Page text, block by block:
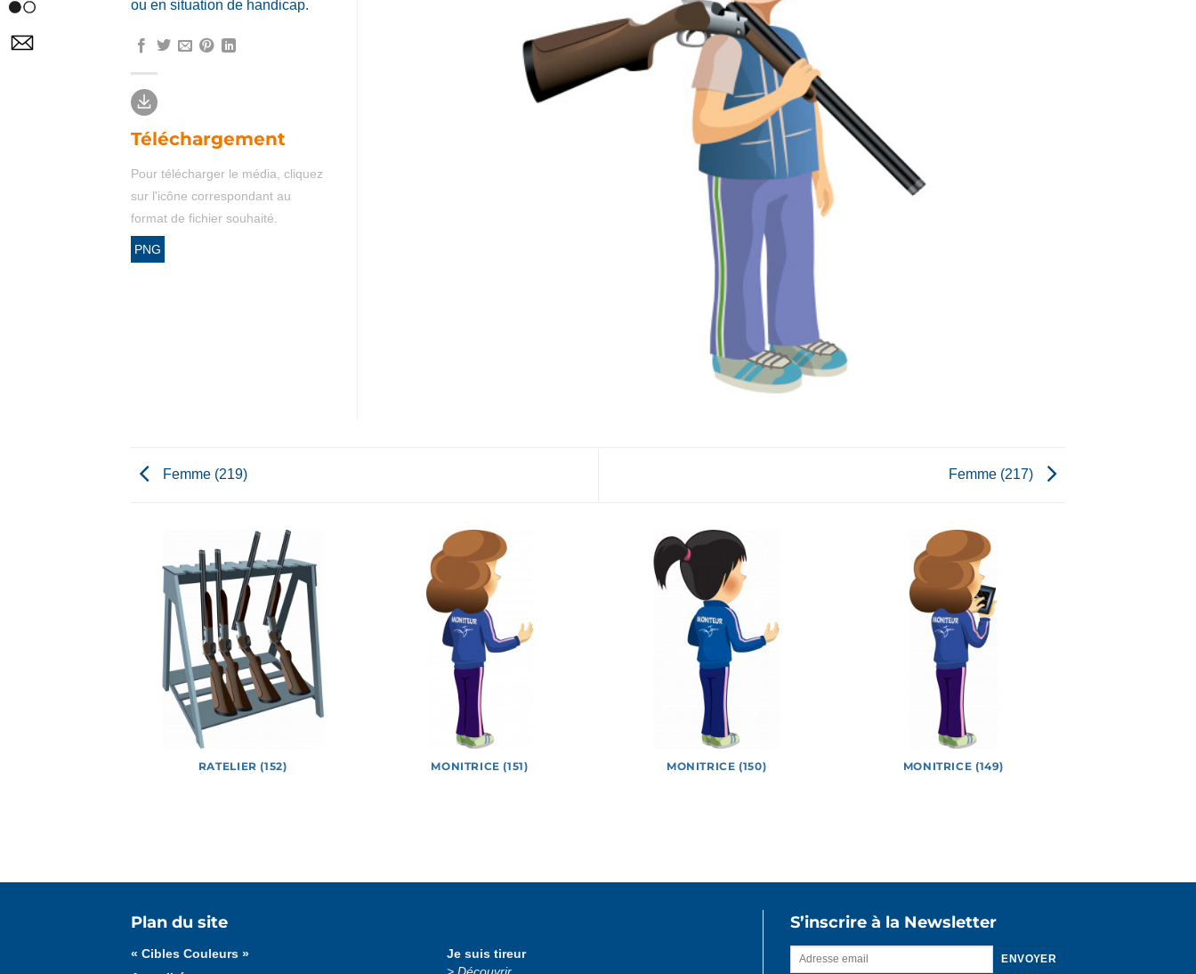
ou en situation de handicap.
Téléchargement
Pour télécharger le média, cliquez
sur l'icône correspondant au
format de fichier souhaité.
PNG
Femme (219) Femme (217)
RATELIER (152) MONITRICE (151) MONITRICE (150) MONITRICE (149)
Plan du site
« Cibles Couleurs »
Je suis tireur
S’inscrire à la Newsletter